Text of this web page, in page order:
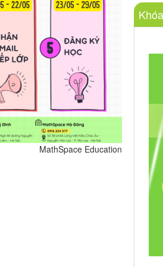
MathSpace Education